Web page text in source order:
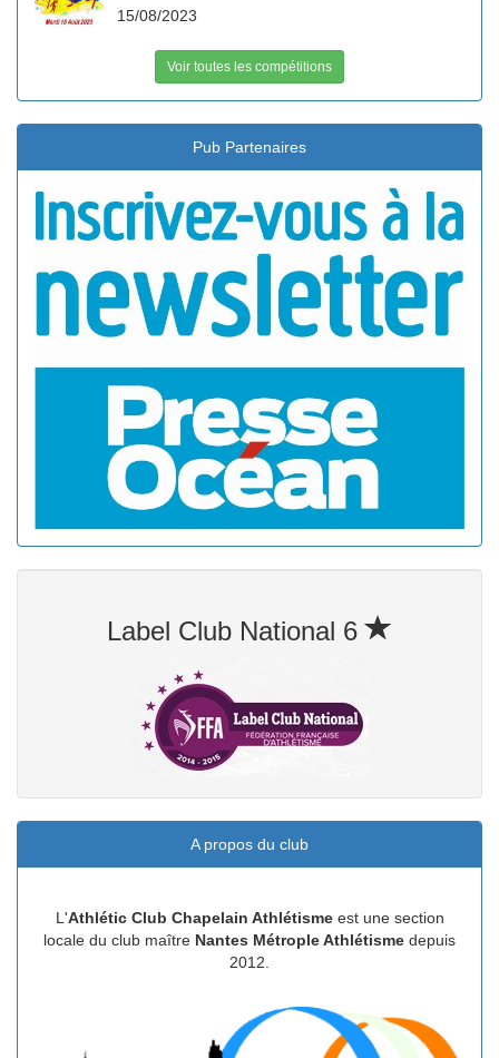
15/08/2023
Voir toutes les compétitions
Pub Partenaires
Label Club National 6
A propos du club
L'Athlétic Club Chapelain Athlétismeest une section
locale du club maître Nantes Métrople Athlétisme depuis
2012.